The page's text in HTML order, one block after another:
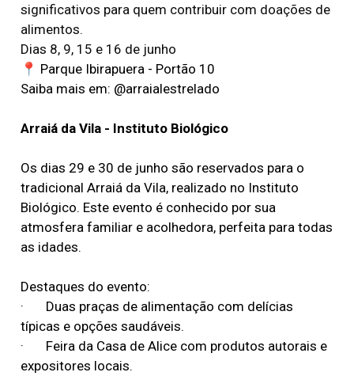
significativos para quem contribuir com doações de
alimentos.
Dias 8, 9, 15 e 16 de junho
📍 Parque Ibirapuera - Portão 10
Saiba mais em: @arraialestrelado
Arraiá da Vila - Instituto Biológico
Os dias 29 e 30 de junho são reservados para o
tradicional Arraiá da Vila, realizado no Instituto
Biológico. Este evento é conhecido por sua
atmosfera familiar e acolhedora, perfeita para todas
as idades.
Destaques do evento:
· Duas praças de alimentação com delícias
típicas e opções saudáveis.
· Feira da Casa de Alice com produtos autorais e
expositores locais.